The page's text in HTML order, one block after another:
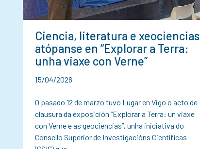
Ciencia, literatura e xeociencias
atópanse en “Explorar a Terra:
unha viaxe con Verne”
15/04/2026
O pasado 12 de marzo tuvo Lugar en Vigo o acto de
clausura da exposición “Explorar a Terra: un viaxe
con Verne e as geociencias”, unha iniciativa do
Consello Superior de Investigacións Científicas